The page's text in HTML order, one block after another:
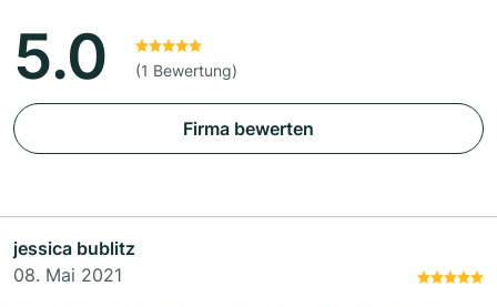
5.0 (1 Bewertung)
Firma bewerten
jessica bublitz
08. Mai 2021